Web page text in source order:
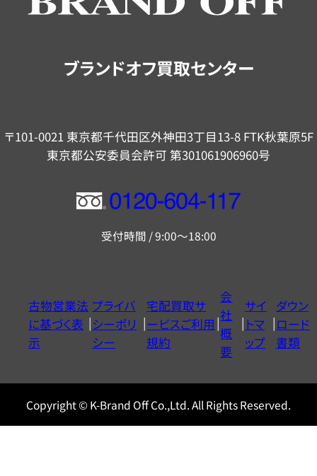
ブランドオフ買取センター
〒101-0021 東京都千代田区外神田3丁目13-8 FTK秋葉原5F
東京都公安委員会許可 第301061906960号
フ
ー
ヤ
ル
0120604117
受付時間 / 9:00～18:00
古物営業法
に基づく表
示
プライバ
シーポリ
シー
宅配買取サ
ービスご利用
規約
会
社
概
要
サイ
トマ
ップ
ダウン
ロード
書類
Copyright © K-Brand Off Co.,Ltd. All Rights Reserved.